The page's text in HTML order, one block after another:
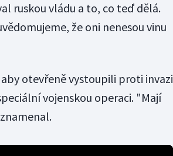
ruskou vládu a to, co teď dělá.
že oni nenesou vinu
otevřeně vystoupili proti invazi
vojenskou operaci. "Mají